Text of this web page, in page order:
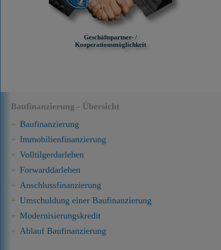
Baufinanzierung - Übersicht
Baufinanzierung
Immobilien­finanzierung
Volltilgerdarlehen
Forward­darlehen
Anschluss­finanzierung
Umschuldung einer Baufinanzierung
Modernisierungskredit
Ablauf Baufinanzierung
Geschäftspartner- /
Kooperationsmöglichkeit